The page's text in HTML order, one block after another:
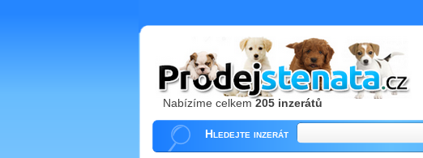
Nabízíme celkem205 inzerátů
Hledejte inzerát